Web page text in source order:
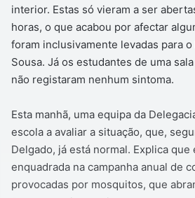
interior. Estas só vieram a ser
horas, o que acabou por afectar
foram inclusivamente levadas para
Sousa. Já os estudantes de uma
não registaram nenhum sintoma.
Esta manhã, uma equipa da
escola a avaliar a situação, que,
Delgado, já está normal. Explica
enquadrada na campanha anual de
provocadas por mosquitos, que